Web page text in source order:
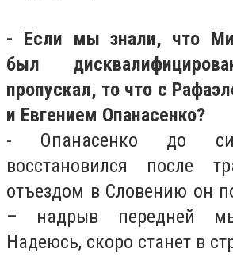
- Если мы знали, что
был
пропускал, то что с
и Евгением Опанасенко?
- Опанасенко до
восстановился после
отъездом в Словению он
– надрыв передней
Надеюсь, скоро станет в